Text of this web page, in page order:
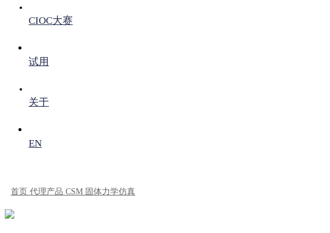
CIOC大赛
试用
关于
EN
首页 代理产品 CSM 固体力学仿真